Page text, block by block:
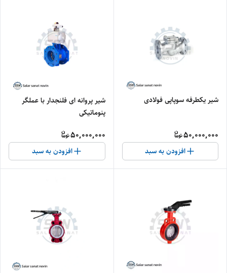
شیر یکطرفه سوپاپی فولادی
50,000,000
افزودن به سبد
شیر پروانه ای فلنجدار با عملگر
پنوماتیکی
50,000,000
افزودن به سبد